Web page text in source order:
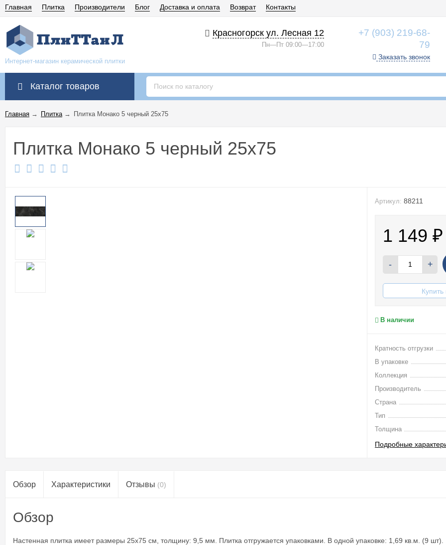
Главная Плитка Производители Блог Доставка и оплата Возврат Контакты
Интернет-магазин керамической плитки
Красногорск ул. Лесная 12
Пн—Пт 09:00—17:00
+7 (903) 219-68-
79
Заказать звонок
Каталог товаров
Главная → Плитка→ Плитка Монако 5 черный 25x75
Плитка Монако 5 черный 25x75
Артикул: 88211
1 149₽
- +
Купить
В наличии
Кратность отгрузки
В упаковке
Коллекция
Производитель
Страна
Тип
Толщина
Подробные
Обзор Характеристики Отзывы (0)
Обзор
Настенная плитка имеет размеры 25x75 см, толщину: 9,5 мм. Плитка отгружается упаковками. В одной упаковке: 1,69 кв.м. (9 шт).